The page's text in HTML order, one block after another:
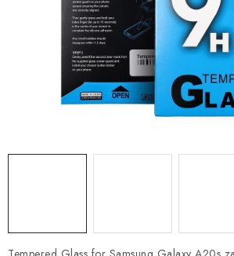
SLÚCHADLÁ, REPRODUKTORY A
AUTO MOTO
EXKLUZÍVNE ZNAČKY